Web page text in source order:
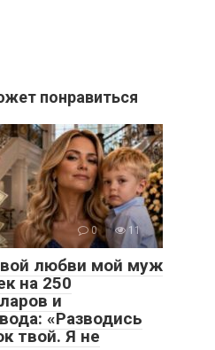
понравиться
0 11
любви мой муж
на 250
и
«Разводись
твой. Я не